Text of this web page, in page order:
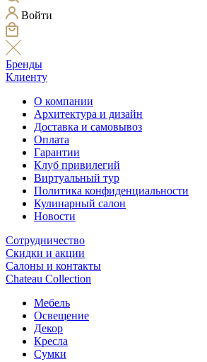
Войти
Бренды
Клиенту
О компании
Архитектура и дизайн
Доставка и самовывоз
Оплата
Гарантии
Клуб привилегий
Виртуальный тур
Политика конфиденциальности
Кулинарный салон
Новости
Сотрудничество
Скидки и акции
Салоны и контакты
Chateau Collection
Мебель
Освещение
Декор
Кресла
Сумки